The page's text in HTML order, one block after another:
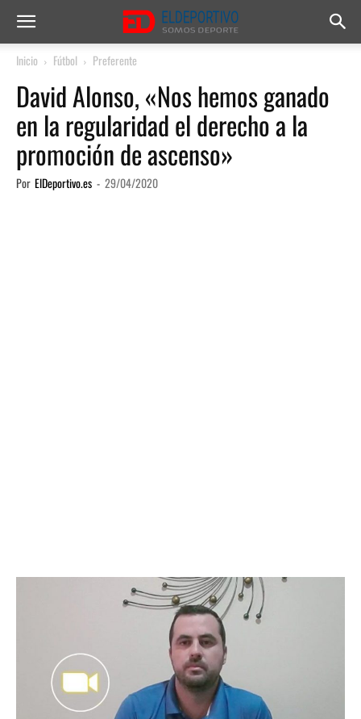
Inicio Fútbol Preferente
David Alonso, «Nos hemos ganado
en la regularidad el derecho a la
promoción de ascenso»
Por ElDeportivo.es - 29/04/2020